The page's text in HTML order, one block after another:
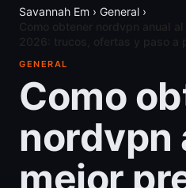
Savannah Em › General ›
GENERAL
Como
nordvpn
mejor